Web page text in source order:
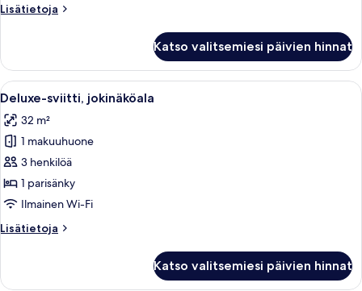
sänkyä)
Lisätietoja
Lisätietoja
superior-
huone
(kaksi
Katso valitsemiesi päivien hinnat
Avaa
kaikki
huonetyypin
Deluxe-
sviitti,
jokinäköala
kuvat
Hotellihuone, jossa on suuri sänky,
7
Deluxe-sviitti, jokinäköala
32 m²
1 makuuhuone
3 henkilöä
1 parisänky
Ilmainen Wi-Fi
Lisätietoja
Lisätietoja
jokinäköala
Katso valitsemiesi päivien hinnat